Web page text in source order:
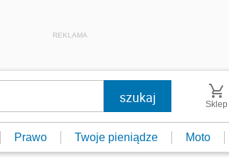
REKLAMA
Sklep
Prawo Twoje pieniądze Moto